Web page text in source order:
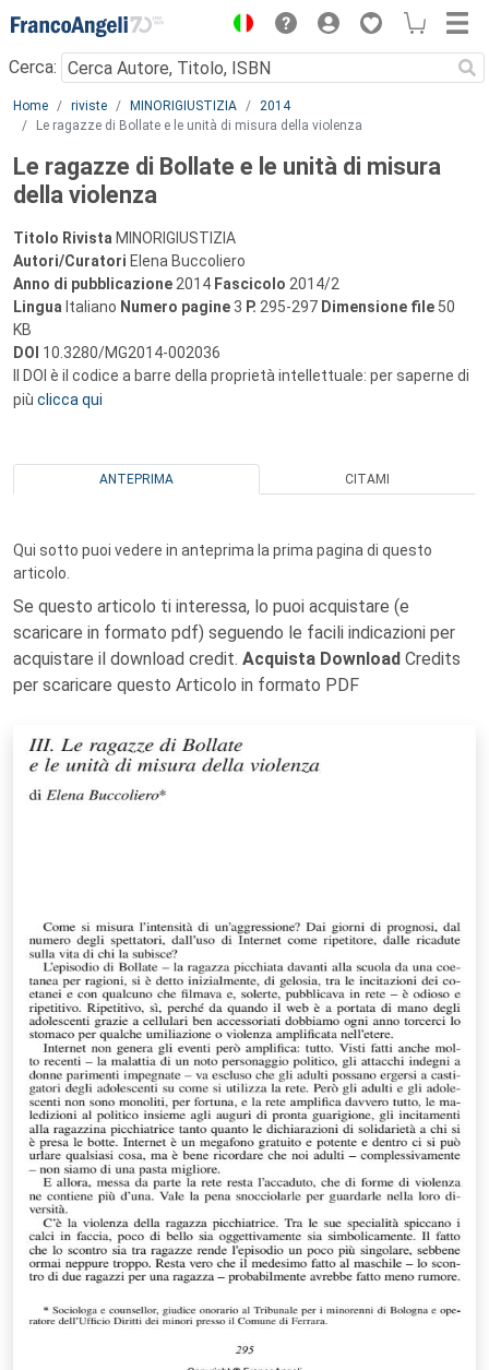
Menu
Cerca:
Main content
Home riviste MINORIGIUSTIZIA
2014
Le ragazze di Bollate e le unità di misura della violenza
Le ragazze di Bollate e le unità di misura
della violenza
Titolo Rivista MINORIGIUSTIZIA
Autori/Curatori Elena Buccoliero
Anno di pubblicazione 2014 Fascicolo 2014/2
Lingua Italiano Numero pagine 3 P. 295-297 Dimensione file 50
KB
DOI 10.3280/MG2014-002036
Il DOI è il codice a barre della proprietà intellettuale: per saperne di
più clicca qui
ANTEPRIMA CITAMI
Qui sotto puoi vedere in anteprima la prima pagina di questo
articolo.
Se questo articolo ti interessa, lo puoi acquistare (e
scaricare in formato pdf) seguendo le facili indicazioni per
acquistare il download credit. Acquista Download Credits
per scaricare questo Articolo in formato PDF